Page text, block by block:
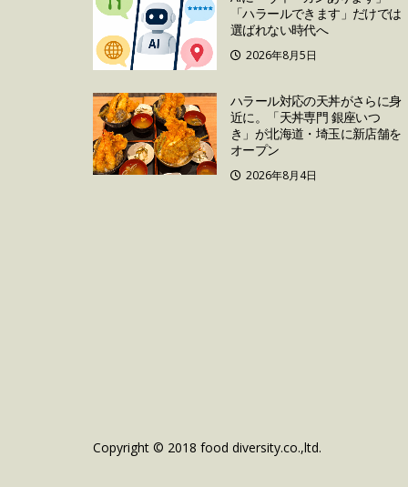
「ハラールできます」だけでは
選ばれない時代へ
2026年8月5日
ハラール対応の天丼がさらに身
近に。「天丼専門 銀座いつ
き」が北海道・埼玉に新店舗を
オープン
2026年8月4日
Copyright © 2018 food diversity.co.,ltd.